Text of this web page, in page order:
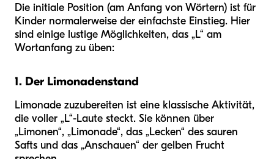
Die initiale Position (am Anfang von Wörtern) ist für
Kinder normalerweise der einfachste Einstieg. Hier
sind einige lustige Möglichkeiten, das „L“ am
Wortanfang zu üben:
1. Der Limonadenstand
Limonade zuzubereiten ist eine klassische Aktivität,
die voller „L“-Laute steckt. Sie können über
„Limonen“, „Limonade“, das „Lecken“ des sauren
Safts und das „Anschauen“ der gelben Frucht